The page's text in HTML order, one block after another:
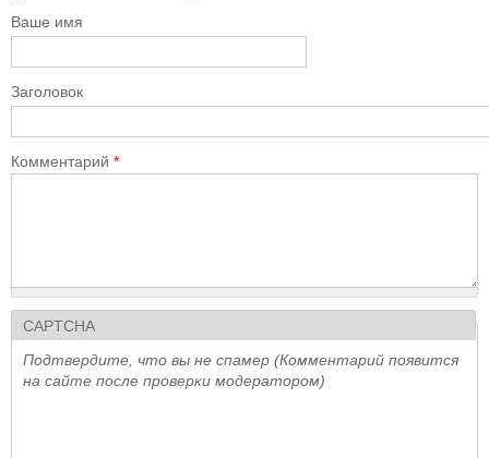
Ваше имя
Заголовок
Комментарий *
CAPTCHA
Подтвердите, что вы не спамер (Комментарий появится
на сайте после проверки модератором)